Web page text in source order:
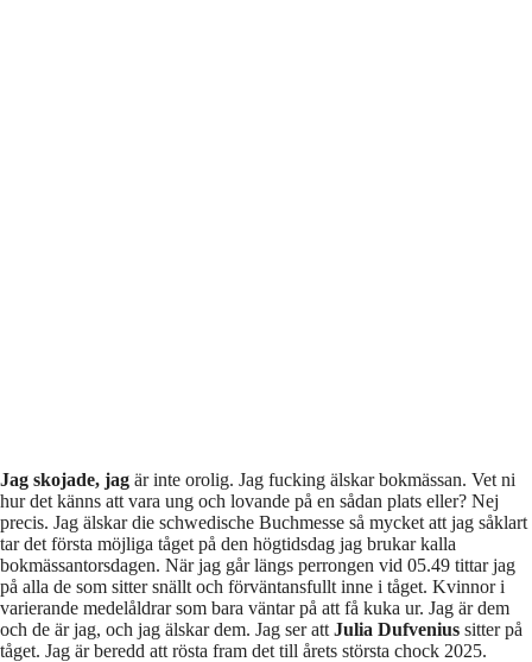
Jag skojade, jag är inte orolig. Jag fucking älskar bokmässan. Vet ni
hur det känns att vara ung och lovande på en sådan plats eller? Nej
precis. Jag älskar die schwedische Buchmesse så mycket att jag såklart
tar det första möjliga tåget på den högtidsdag jag brukar kalla
bokmässantorsdagen. När jag går längs perrongen vid 05.49 tittar jag
på alla de som sitter snällt och förväntansfullt inne i tåget. Kvinnor i
varierande medelåldrar som bara väntar på att få kuka ur. Jag är dem
och de är jag, och jag älskar dem. Jag ser att Julia Dufvenius sitter på
tåget. Jag är beredd att rösta fram det till årets största chock 2025.